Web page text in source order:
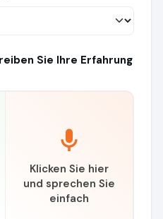
Sie Ihre Erfahrung
Klicken Sie hier
und sprechen Sie
einfach